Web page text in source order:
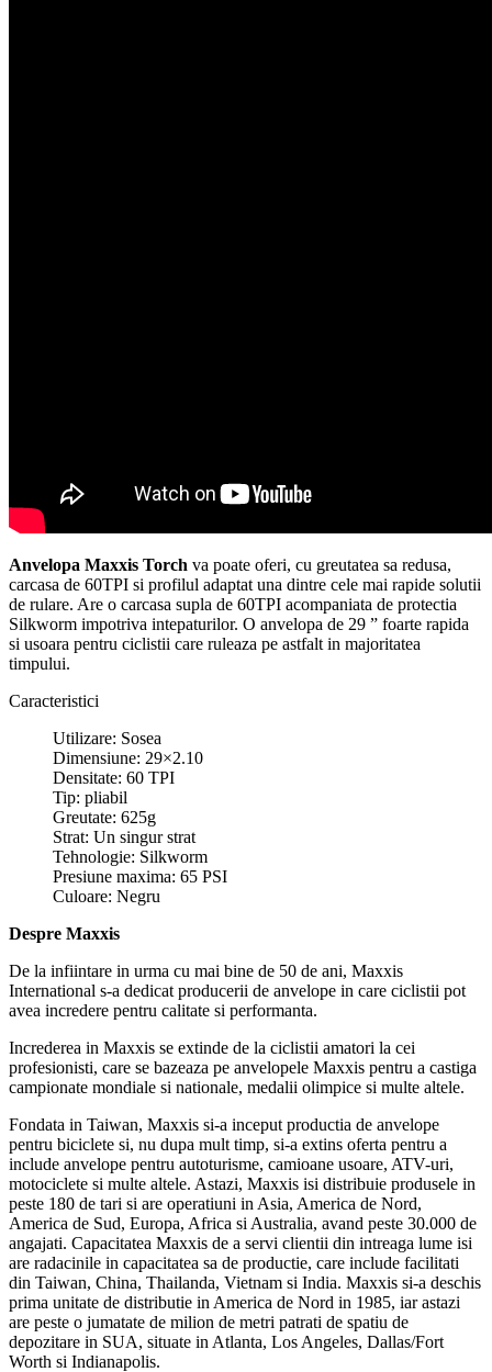
Anvelopa Maxxis Torch va poate oferi, cu greutatea sa redusa,
carcasa de 60TPI si profilul adaptat una dintre cele mai rapide solutii
de rulare. Are o carcasa supla de 60TPI acompaniata de protectia
Silkworm impotriva intepaturilor. O anvelopa de 29 ” foarte rapida
si usoara pentru ciclistii care ruleaza pe astfalt in majoritatea
timpului.
Caracteristici
Utilizare: Sosea
Dimensiune: 29×2.10
Densitate: 60 TPI
Tip: pliabil
Greutate: 625g
Strat: Un singur strat
Tehnologie: Silkworm
Presiune maxima: 65 PSI
Culoare: Negru
Despre Maxxis
De la infiintare in urma cu mai bine de 50 de ani, Maxxis
International s-a dedicat producerii de anvelope in care ciclistii pot
avea incredere pentru calitate si performanta.
Increderea in Maxxis se extinde de la ciclistii amatori la cei
profesionisti, care se bazeaza pe anvelopele Maxxis pentru a castiga
campionate mondiale si nationale, medalii olimpice si multe altele.
Fondata in Taiwan, Maxxis si-a inceput productia de anvelope
pentru biciclete si, nu dupa mult timp, si-a extins oferta pentru a
include anvelope pentru autoturisme, camioane usoare, ATV-uri,
motociclete si multe altele. Astazi, Maxxis isi distribuie produsele in
peste 180 de tari si are operatiuni in Asia, America de Nord,
America de Sud, Europa, Africa si Australia, avand peste 30.000 de
angajati. Capacitatea Maxxis de a servi clientii din intreaga lume isi
are radacinile in capacitatea sa de productie, care include facilitati
din Taiwan, China, Thailanda, Vietnam si India. Maxxis si-a deschis
prima unitate de distributie in America de Nord in 1985, iar astazi
are peste o jumatate de milion de metri patrati de spatiu de
depozitare in SUA, situate in Atlanta, Los Angeles, Dallas/Fort
Worth si Indianapolis.